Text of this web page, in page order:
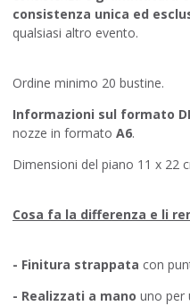
consistenza unica ed
qualsiasi altro evento.
Ordine minimo 20 bustine.
Informazioni sul formato
nozze in formato A6.
Dimensioni del piano 11 x 22
Cosa fa la differenza e li
- Finitura strappata con
- Realizzati a mano uno per